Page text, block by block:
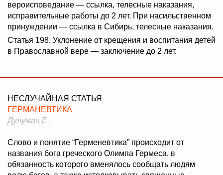
вероисповедание — ссылка, телесные наказания,
исправительные работы до 2 лет. При насильственном
принуждении — ссылка в Сибирь, телесные наказания.
Статья 198. Уклонение от крещения и воспитания детей
в Православной вере — заключение до 2 лет.
НЕСЛУЧАЙНАЯ СТАТЬЯ
ГЕРМАНЕВТИКА
Дулуман Е.
Слово и понятие “Герменевтика” происходит от
названия бога греческого Олимпа Гермеса, в
обязанность которого вменялось сообщать людям